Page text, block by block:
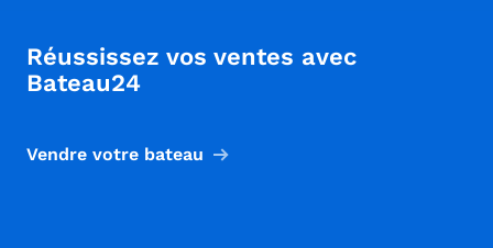
Réussissez vos ventes avec
Bateau24
Vendre votre bateau